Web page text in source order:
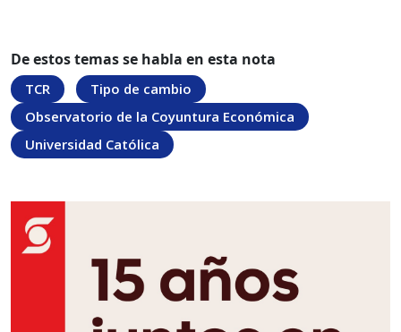
De estos temas se habla en esta nota
TCR
Tipo de cambio
Observatorio de la Coyuntura Económica
Universidad Católica